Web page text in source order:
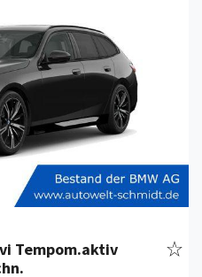
Tempom.aktiv